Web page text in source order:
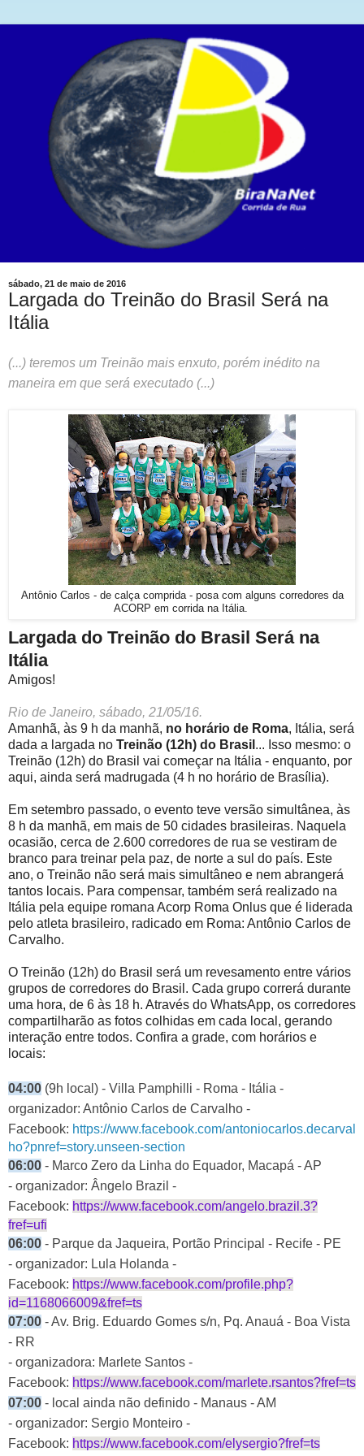
sábado, 21 de maio de 2016
Largada do Treinão do Brasil Será na
Itália
(...) teremos um Treinão mais enxuto, porém inédito na
maneira em que será executado (...)
Antônio Carlos - de calça comprida - posa com alguns corredores da
ACORP em corrida na Itália.
Largada do Treinão do Brasil Será na
Itália
Amigos!
Rio de Janeiro, sábado, 21/05/16.
Amanhã, às 9 h da manhã, no horário de Roma, Itália, será
dada a largada no Treinão (12h) do Brasil ... Isso mesmo: o
Treinão (12h) do Brasil vai começar na Itália - enquanto, por
aqui, ainda será madrugada (4 h no horário de Brasília).
Em setembro passado, o evento teve versão simultânea, às
8 h da manhã, em mais de 50 cidades brasileiras. Naquela
ocasião, cerca de 2.600 corredores de rua se vestiram de
branco para treinar pela paz, de norte a sul do país. Este
ano, o Treinão não será mais simultâneo e nem abrangerá
tantos locais. Para compensar, também será realizado na
Itália pela equipe romana Acorp Roma Onlus que é liderada
pelo atleta brasileiro, radicado em Roma: Antônio Carlos de
Carvalho.
O Treinão (12h) do Brasil será um revesamento entre vários
grupos de corredores do Brasil. Cada grupo correrá durante
uma hora, de 6 às 18 h. Através do WhatsApp, os corredores
compartilharão as fotos colhidas em cada local, gerando
interação entre todos. Confira a grade, com horários e
locais:
04:00 (9h local) - Villa Pamphilli - Roma - Itália -
organizador: Antônio Carlos de Carvalho -
Facebook: https://www.facebook.com/antoniocarlos.decarval
ho?pnref=story.unseen-section
06:00 - Marco Zero da Linha do Equador, Macapá - AP
- organizador: Ângelo Brazil -
Facebook: https://www.facebook.com/angelo.brazil.3?
fref=ufi
06:00 - Parque da Jaqueira, Portão Principal - Recife - PE
- organizador: Lula Holanda -
Facebook: https://www.facebook.com/profile.php?
id=1168066009&fref=ts
07:00 - Av. Brig. Eduardo Gomes s/n, Pq. Anauá - Boa Vista
- RR
- organizadora: Marlete Santos -
Facebook: https://www.facebook.com/marlete.rsantos?fref=ts
07:00 - local ainda não definido - Manaus - AM
- organizador: Sergio Monteiro -
Facebook: https://www.facebook.com/elysergio?fref=ts